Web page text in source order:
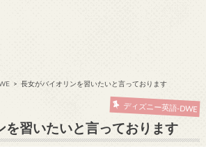
長女がバイオリンを習いたいと言っております
ディズニー英語-DWE
を習いたいと言っております